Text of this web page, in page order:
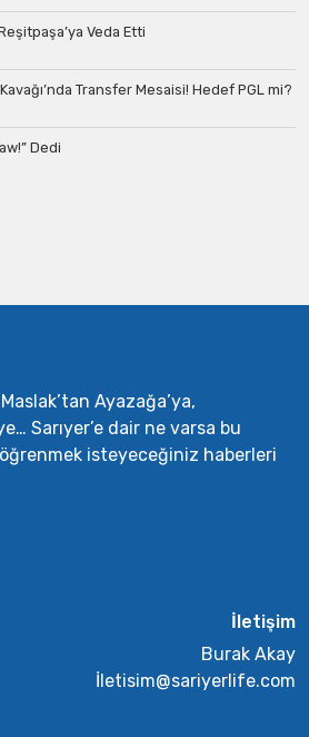
Veda Etti
Transfer Mesaisi! Hedef PGL mi?
Dedi
Ayazağa’ya,
Sarıyer’e dair ne varsa bu
isteyeceğiniz haberleri
İletişim
Burak Akay
İletisim@sariyerlife.com